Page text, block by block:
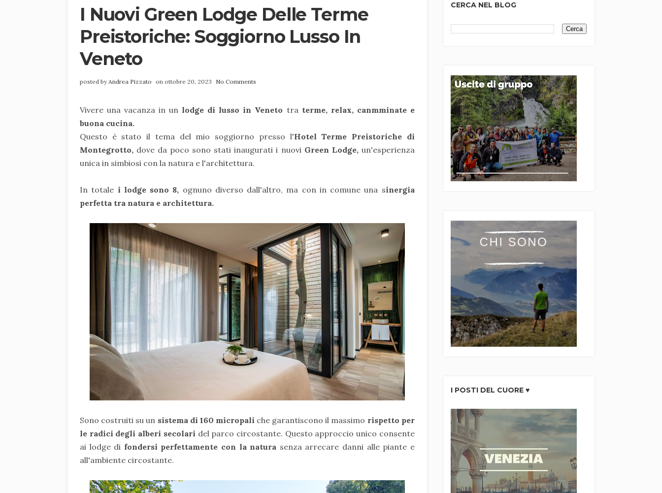
I Nuovi Green Lodge Delle Terme
Preistoriche: Soggiorno Lusso In
Veneto
posted byAndrea Pizzato on ottobre 20, 2023 No Comments
Vivere una vacanza in un lodge di lusso in Veneto tra terme, relax, canmminate e
buona cucina.
Questo è stato il tema del mio soggiorno presso l'Hotel Terme Preistoriche di
Montegrotto, dove da poco sono stati inaugurati i nuoviGreen Lodge, un'esperienza
unica in simbiosi con la natura e l'architettura.
In totale i lodge sono 8, ognuno diverso dall'altro, ma con in comune una sinergia
perfetta tra natura e architettura.
Sono costruiti su un sistema di 160 micropali che garantiscono il massimo rispetto per
le radici degli alberi secolari del parco circostante. Questo approccio unico consente
ai lodge di fondersi perfettamente con la natura senza arrecare danni alle piante e
all'ambiente circostante.
CERCA NEL BLOG
I POSTI DEL CUORE ♥